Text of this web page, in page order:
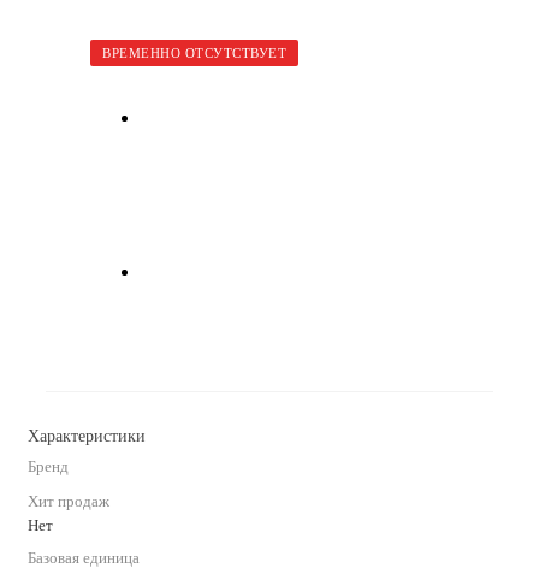
ВРЕМЕННО ОТСУТСТВУЕТ
Характеристики
Бренд
Хит продаж
Нет
Базовая единица